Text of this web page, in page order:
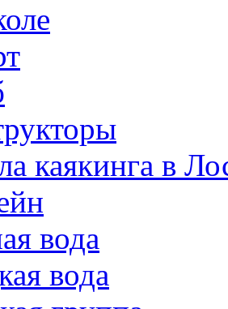
каякинга в
вода
вода